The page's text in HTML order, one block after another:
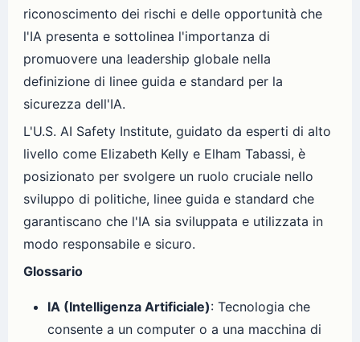
riconoscimento dei rischi e delle opportunità che
l'IA presenta e sottolinea l'importanza di
promuovere una leadership globale nella
definizione di linee guida e standard per la
sicurezza dell'IA.
L'U.S. AI Safety Institute, guidato da esperti di alto
livello come Elizabeth Kelly e Elham Tabassi, è
posizionato per svolgere un ruolo cruciale nello
sviluppo di politiche, linee guida e standard che
garantiscano che l'IA sia sviluppata e utilizzata in
modo responsabile e sicuro.
Glossario
IA (Intelligenza Artificiale): Tecnologia che
consente a un computer o a una macchina di